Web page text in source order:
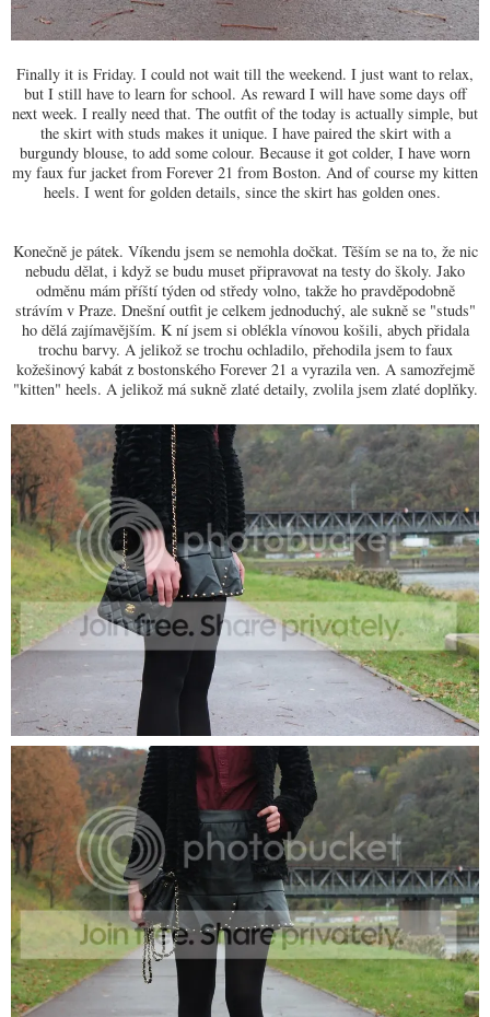
Finally it is Friday. I could not wait till the weekend. I just want to relax,
but I still have to learn for school. As reward I will have some days off
next week. I really need that. The outfit of the today is actually simple, but
the skirt with studs makes it unique. I have paired the skirt with a
burgundy blouse, to add some colour. Because it got colder, I have worn
my faux fur jacket from Forever 21 from Boston. And of course my kitten
heels. I went for golden details, since the skirt has golden ones.
Konečně je pátek. Víkendu jsem se nemohla dočkat. Těším se na to, že nic
nebudu dělat, i když se budu muset připravovat na testy do školy. Jako
odměnu mám příští týden od středy volno, takže ho pravděpodobně
strávím v Praze. Dnešní outfit je celkem jednoduchý, ale sukně se "studs"
ho dělá zajímavějším. K ní jsem si oblékla vínovou košili, abych přidala
trochu barvy. A jelikož se trochu ochladilo, přehodila jsem to faux
kožešinový kabát z bostonského Forever 21 a vyrazila ven. A samozřejmě
"kitten" heels. A jelikož má sukně zlaté detaily, zvolila jsem zlaté doplňky.